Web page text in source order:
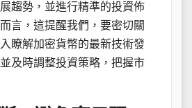
趨勢，並進行精準的投資佈
言，這提醒我們，要密切關
瞭解加密貨幣的最新技術發
及時調整投資策略，把握市